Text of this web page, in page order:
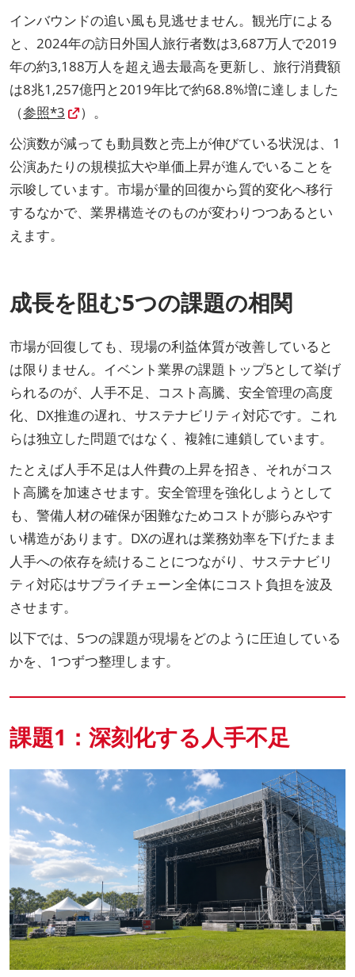
インバウンドの追い風も見逃せません。観光庁による
と、2024年の訪日外国人旅行者数は3,687万人で2019
年の約3,188万人を超え過去最高を更新し、旅行消費額
は8兆1,257億円と2019年比で約68.8%増に達しました
（参照*3
）。
公演数が減っても動員数と売上が伸びている状況は、1
公演あたりの規模拡大や単価上昇が進んでいることを
示唆しています。市場が量的回復から質的変化へ移行
するなかで、業界構造そのものが変わりつつあるとい
えます。
成長を阻む5つの課題の相関
市場が回復しても、現場の利益体質が改善していると
は限りません。イベント業界の課題トップ5として挙げ
られるのが、人手不足、コスト高騰、安全管理の高度
化、DX推進の遅れ、サステナビリティ対応です。これ
らは独立した問題ではなく、複雑に連鎖しています。
たとえば人手不足は人件費の上昇を招き、それがコス
ト高騰を加速させます。安全管理を強化しようとして
も、警備人材の確保が困難なためコストが膨らみやす
い構造があります。DXの遅れは業務効率を下げたまま
人手への依存を続けることにつながり、サステナビリ
ティ対応はサプライチェーン全体にコスト負担を波及
させます。
以下では、5つの課題が現場をどのように圧迫している
かを、1つずつ整理します。
課題1：深刻化する人手不足